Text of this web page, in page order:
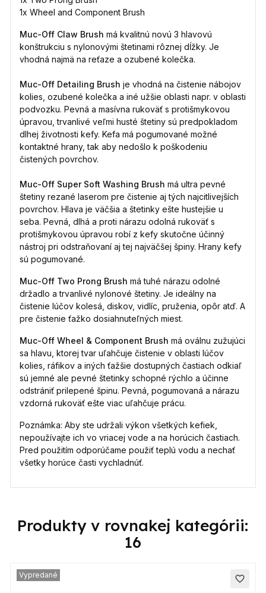
1xWheel and Component Brush
Muc-Off Claw Brush má kvalitnú novú 3 hlavovú
konštrukciu s nylonovými štetinami rôznej dĺžky. Je
vhodná najmä na reťaze a ozubené kolečka.
Muc-Off Detailing Brush je vhodná na čistenie nábojov
kolies, ozubené kolečka a iné užšie oblasti napr. v oblasti
podvozku. Pevná a masívna rukoväť s protišmykovou
úpravou, trvanlivé veľmi husté štetiny sú predpokladom
dlhej životnosti kefy. Kefa má pogumované možné
kontaktné hrany, tak aby nedošlo k poškodeniu
čistených povrchov.
Muc-Off Super Soft Washing Brush má ultra pevné
štetiny rezané laserom pre čistenie aj tých najcitlivejších
povrchov. Hlava je väčšia a štetinky ešte hustejšie u
seba. Pevná, dlhá a proti nárazu odolná rukoväť s
protišmykovou úpravou robí z kefy skutočne účinný
nástroj pri odstraňovaní aj tej najväčšej špiny. Hrany kefy
sú pogumované.
Muc-Off Two Prong Brush má tuhé nárazu odolné
držadlo a trvanlivé nylonové štetiny. Je ideálny na
čistenie lúčov kolesá, diskov, vidlíc, pruženia, opôr atď. A
pre čistenie ťažko dosiahnuteľných miest.
Muc-Off Wheel & Component Brush má oválnu zužujúci
sa hlavu, ktorej tvar uľahčuje čistenie v oblasti lúčov
kolies, ráfikov a iných ťažšie dostupných častiach odkiaľ
sú jemné ale pevné štetinky schopné rýchlo a účinne
odstrániť prilepené špinu. Pevná, pogumovaná a nárazu
vzdorná rukoväť ešte viac uľahčuje prácu.
Poznámka: Aby ste udržali výkon všetkých kefiek,
nepoužívajte ich vo vriacej vode a na horúcich častiach.
Pred použitím odporúčame použiť teplú vodu a nechať
všetky horúce časti vychladnúť.
Produkty v rovnakej kategórii:
16
favorite_border
Vypredané